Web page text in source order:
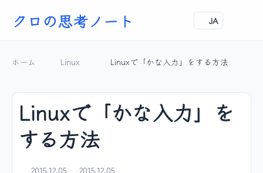
クロの思考ノート JA
ホーム Linux Linuxで「かな入力」をする方法
Linuxで「かな入力」を
する方法
2015.12.05
2015.12.05